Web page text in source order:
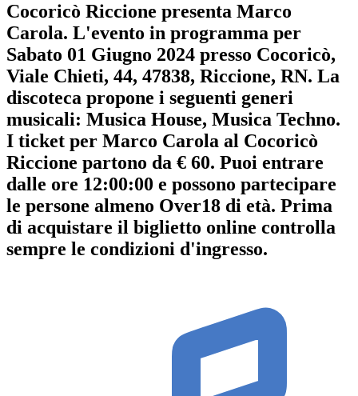
Cocoricò Riccione presenta Marco
Carola. L'evento in programma per
Sabato 01 Giugno 2024 presso Cocoricò,
Viale Chieti, 44, 47838, Riccione, RN. La
discoteca propone i seguenti generi
musicali: Musica House, Musica Techno.
I ticket per Marco Carola al Cocoricò
Riccione partono da € 60. Puoi entrare
dalle ore 12:00:00 e possono partecipare
le persone almeno Over18 di età. Prima
di acquistare il biglietto online controlla
sempre le condizioni d'ingresso.